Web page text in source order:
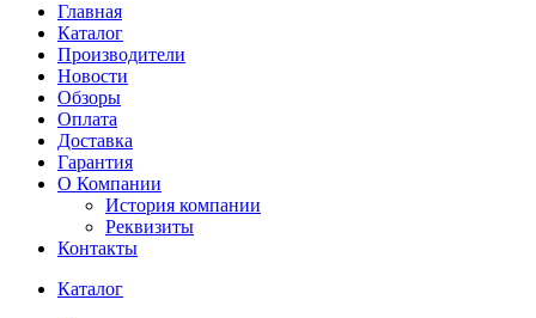
Главная
Каталог
Производители
Новости
Обзоры
Оплата
Доставка
Гарантия
О Компании
История компании
Реквизиты
Контакты
Каталог